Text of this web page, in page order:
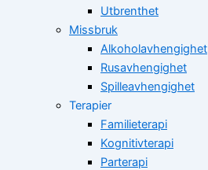
Utbrenthet
Missbruk
Alkoholavhengighet
Rusavhengighet
Spilleavhengighet
Terapier
Familieterapi
Kognitivterapi
Parterapi